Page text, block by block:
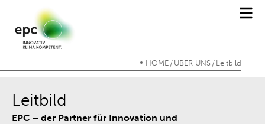
HOME / ÜBER UNS / Leitbild
Leitbild
EPC – der Partner für Innovation und